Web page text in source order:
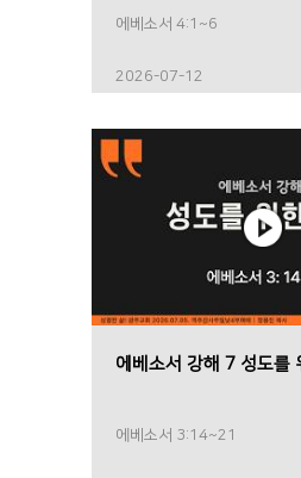
에베소서 4:1~6
2026-07-12
에베소서 강해 7 성도를
에베소서 3:14~21